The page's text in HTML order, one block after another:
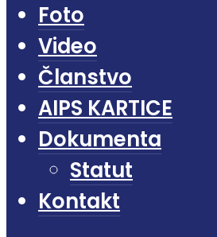
Foto
Video
Članstvo
AIPS KARTICE
Dokumenta
Statut
Kontakt